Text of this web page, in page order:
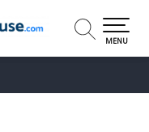
MENU